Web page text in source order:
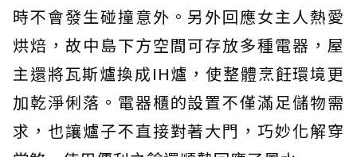
時不會發生碰撞意外。另外回應女主人熱愛
烘焙，故中島下方空間可存放多種電器，屋
主還將瓦斯爐換成IH爐，使整體烹飪環境更
加乾淨俐落。電器櫃的設置不僅滿足儲物需
求，也讓爐子不直接對著大門，巧妙化解穿